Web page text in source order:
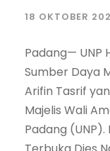
18 OKTOBER
Padang— UNP
Sumber Daya
Arifin Tasrif
Majelis Wali
Padang